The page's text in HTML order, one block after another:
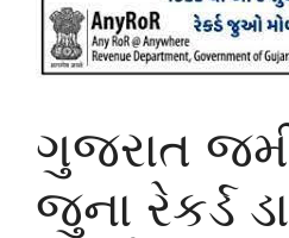
ગુજરાત
જુના રેકર્ડ